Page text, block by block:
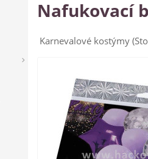
Nafukovací
Karnevalové kostýmy